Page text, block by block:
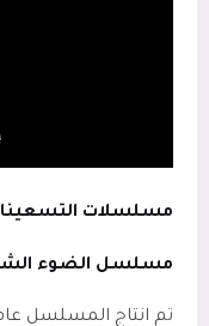
مسلسلات
مسلسل الضوء